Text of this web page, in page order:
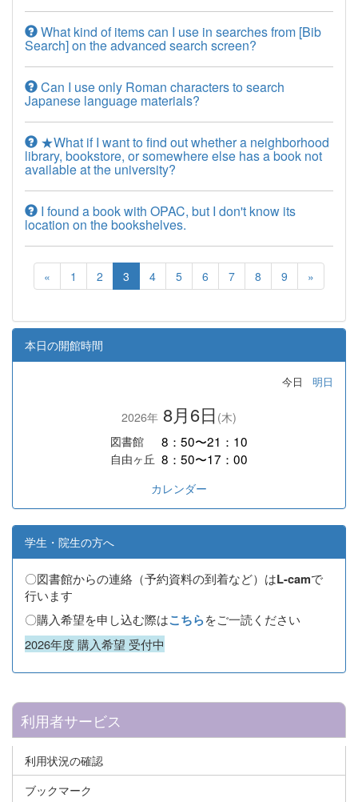
What kind of items can I use in searches from [Bib
Search] on the advanced search screen?
Can I use only Roman characters to search
Japanese language materials?
★What if I want to find out whether a neighborhood
library, bookstore, or somewhere else has a book not
available at the university?
I found a book with OPAC, but I don't know its
location on the bookshelves.
« 1 2 3 4 5 6 7 8 9 »
本日の開館時間
今日 明日
2026年 8月6日 (木)
図書館
8：50〜21：10
自由ヶ丘 8：50〜17：00
カレンダー
学生・院生の方へ
〇図書館からの連絡（予約資料の到着など）はL-camで
行います
〇購入希望を申し込む際はこちらをご一読ください
2026年度 購入希望 受付中
利用者サービス
利用状況の確認
ブックマーク